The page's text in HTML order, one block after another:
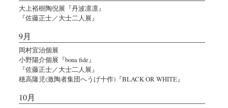
大上裕樹陶倪展『丹波凛凛』
『佐藤正士／大士二人展』
9月
岡村宜治個展
小野陽介個展『bona fide』
『佐藤正士／大士二人展』
穂高隆児(激陶者集団へうげ十作)『BLACK OR WHITE』
10月